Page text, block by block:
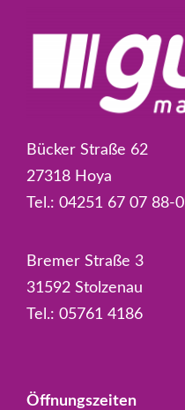
Bücker Straße 62
27318 Hoya
Tel.: 04251 67 07 88-0
Bremer Straße 3
31592 Stolzenau
Tel.: 05761 4186
Öffnungszeiten